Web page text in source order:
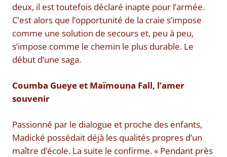
deux, il est toutefois déclaré inapte pour l’armée.
C’est alors que l’opportunité de la craie s’impose
comme une solution de secours et, peu à peu,
s’impose comme le chemin le plus durable. Le
début d’une saga.
Coumba Gueye et Maïmouna Fall, l’amer
souvenir
Passionné par le dialogue et proche des enfants,
Madické possédait déjà les qualités propres d’un
maître d’école. La suite le confirme. « Pendant près